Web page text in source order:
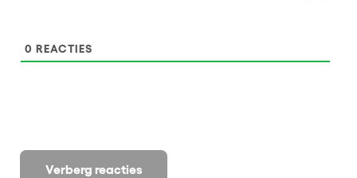
Verberg reacties
0 REACTIES